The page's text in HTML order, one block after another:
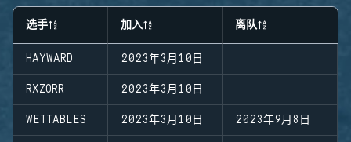
选手 加入 离队
HAYWARD 2023年3月10日
RXZORR 2023年3月10日
WETTABLES 2023年3月10日 2023年9月8日